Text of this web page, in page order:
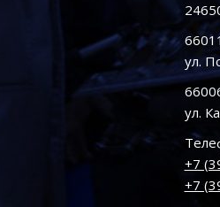
ул.
ул.
+7
+7